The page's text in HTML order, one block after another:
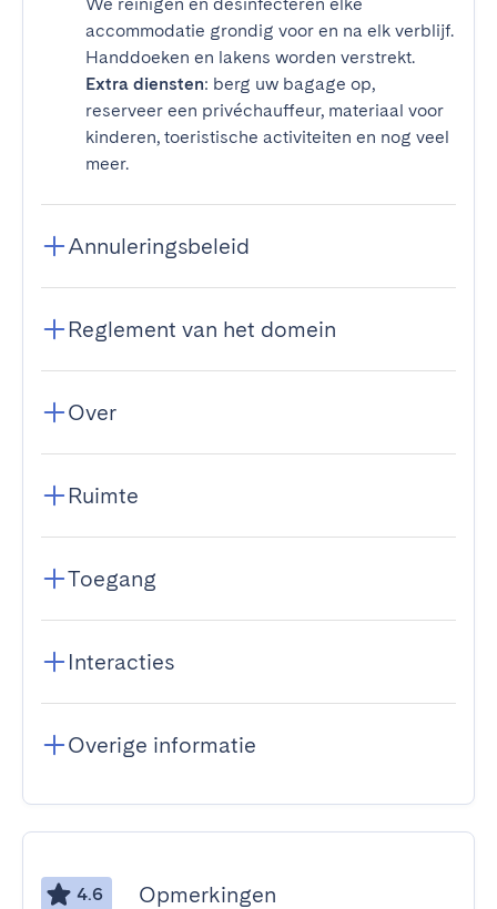
accommodatie grondig voor en na elk verblijf.
Handdoeken en lakens worden verstrekt.
Extra diensten: berg uw bagage op,
reserveer een privéchauffeur, materiaal voor
kinderen, toeristische activiteiten en nog veel
meer.
Annuleringsbeleid
Reglement van het domein
Over
Ruimte
Toegang
Interacties
Overige informatie
4.6 Opmerkingen